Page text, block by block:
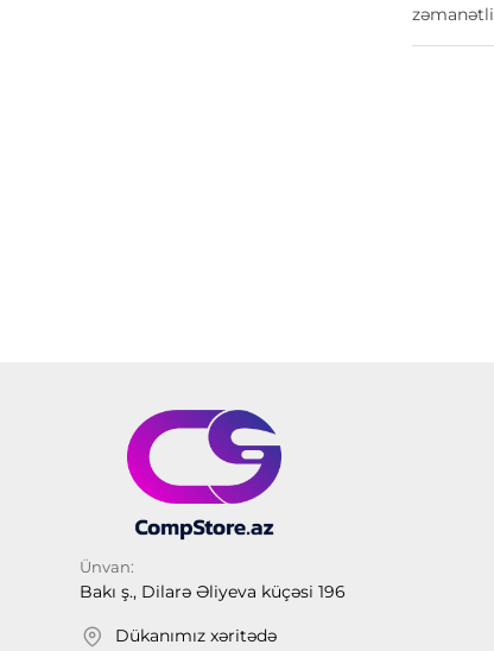
zəmanətli
Ünvan:
Bakı ş., Dilarə Əliyeva küçəsi 196
Dükanımız xəritədə